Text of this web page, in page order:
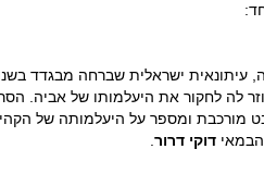
לה לחקור את היעלמותו של אביה.
מורכבת ומספר על היעלמותה של
דוקי דרור